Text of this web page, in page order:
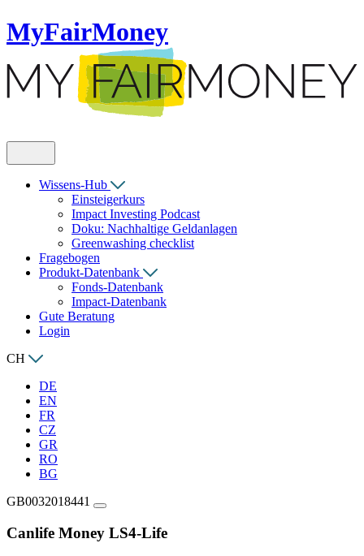
MyFairMoney
Wissens-Hub
Einsteigerkurs
Impact Investing Podcast
Doku: Nachhaltige Geldanlagen
Greenwashing checklist
Fragebogen
Produkt-Datenbank
Fonds-Datenbank
Impact-Datenbank
Gute Beratung
Login
CH
DE
EN
FR
CZ
GR
RO
BG
GB0032018441
Canlife Money LS4-Life